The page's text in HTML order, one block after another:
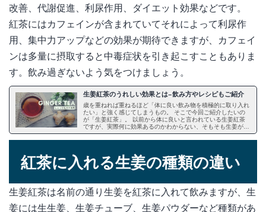
改善、代謝促進、利尿作用、ダイエット効果などです。
紅茶にはカフェインが含まれていてそれによって利尿作
用、集中力アップなどの効果が期待できますが、カフェイ
ンは多量に摂取すると中毒症状を引き起こすこともありま
す。飲み過ぎないよう気をつけましょう。
生姜紅茶のうれしい効果とは−飲み方やレシピもご紹介
歳を重ねれば重ねるほど「体に良い飲み物を積極的に取り入れ
たい」と強く感じてしまうもの。 そこで今回ご紹介したいの
が「生姜紅茶」。 以前から体に良いと言われている生姜紅茶
ですが、実際何に効果あるのかわからない、そもそも生姜が苦
手という方も多いと思います。 この記事を読めば、きっと生
姜紅茶を飲みたくなるはず！ 様々な効果をもたらす生姜紅茶
紅茶に入れる生姜の種類の違い
生姜紅茶は名前の通り生姜を紅茶に入れて飲みますが、生
姜には生生姜、生姜チューブ、生姜パウダーなど種類があ